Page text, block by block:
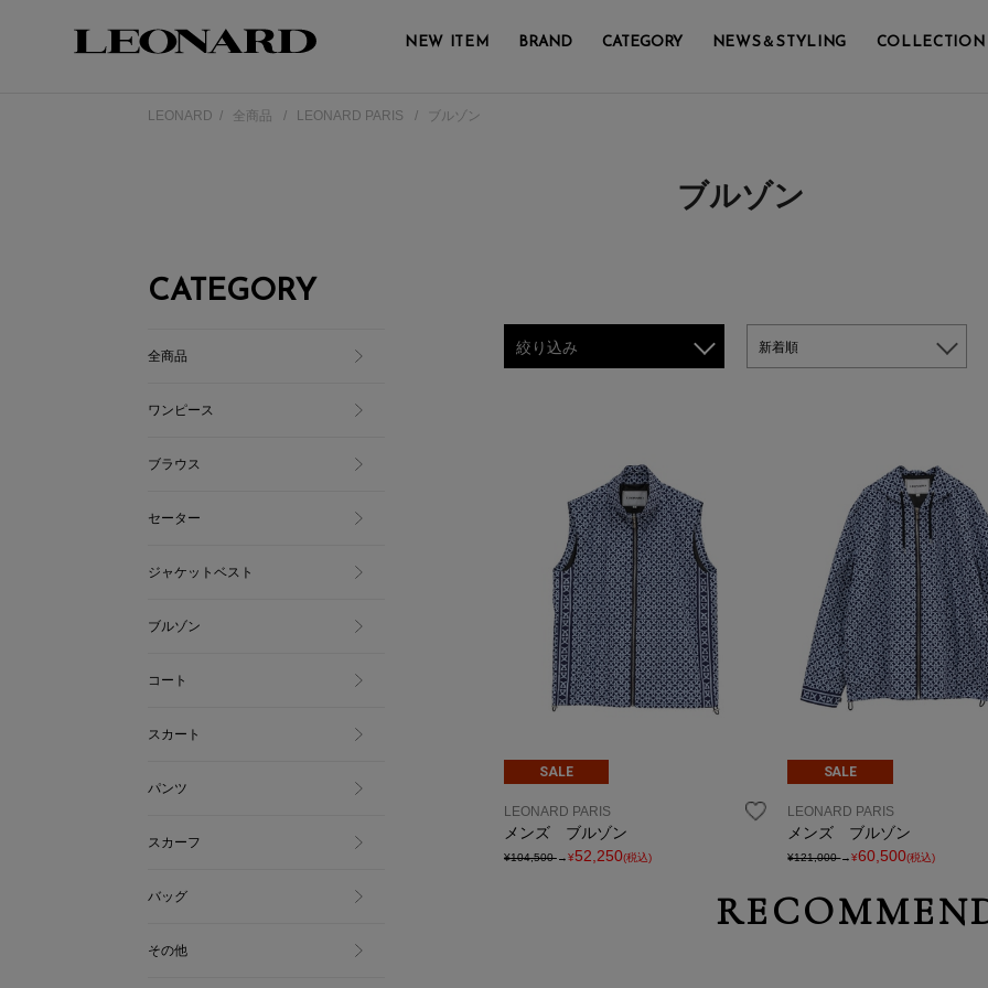
NEW ITEM BRAND CATEGORY NEWS＆STYLING COLLECTION
LEONARD 全商品 LEONARD PARIS ブルゾン
ブルゾン
絞り込み 新着順
SALE
LEONARD PARIS
メンズ ブルゾン
¥104,500→¥52,250(税込)
SALE
LEONARD PARIS
メンズ ブルゾン
¥121,000→¥60,500(税込)
CATEGORY
全商品
ワンピース
ブラウス
セーター
ジャケットベスト
ブルゾン
コート
スカート
パンツ
スカーフ
バッグ
その他